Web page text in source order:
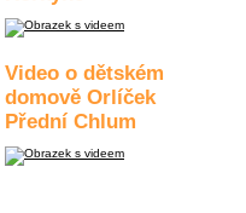
Video o dětském
domově Orlíček
Přední Chlum